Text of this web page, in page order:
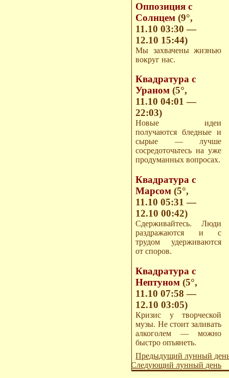
Оппозиция с
Солнцем(9°,
11.10 03:30 —
12.10 15:44)
Мы захвачены жизнью
вокруг нас.
Квадратура с
Ураном(5°,
11.10 04:01 —
22:03)
Новые идеи
получаются бледные и
сырые — лучше
сосредоточьтесь на уже
продуманных вопросах.
Квадратура с
Марсом(5°,
11.10 05:31 —
12.10 00:42)
Сдерживайтесь. Люди
раздражаются и с
трудом удерживаются
от споров.
Квадратура с
Нептуном(5°,
11.10 07:58 —
12.10 03:05)
Кризис у творческой
музы. Не стоит заливать
алкоголем — можно
быстро опъянеть.
Предыдущий лунный
Следующий лунный день